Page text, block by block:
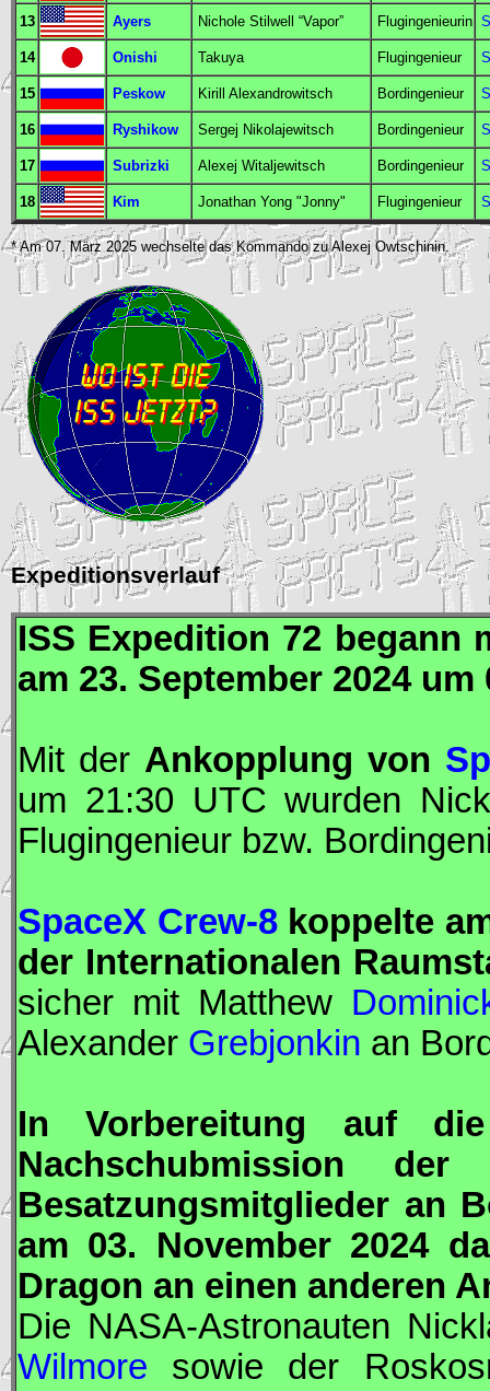
13 Ayers Nichole Stilwell “Vapor” Flugingenieurin
14 Onishi Takuya Flugingenieur
15 Peskow Kirill Alexandrowitsch Bordingenieur
16 Ryshikow Sergej Nikolajewitsch Bordingenieur
17 Subrizki Alexej Witaljewitsch Bordingenieur
18 Kim Jonathan Yong "Jonny" Flugingenieur
* Am 07. März 2025 wechselte das Kommando zu Alexej Owtschinin.
Expeditionsverlauf
ISS Expedition 72
am 23. September 2024
Mit der Ankopplung von
um 21:30 UTC wurden
Flugingenieur bzw.
SpaceX Crew-8koppelte
der Internationalen
sicher mit Matthew
Alexander Grebjonkin an
In Vorbereitung auf
Nachschubmission
Besatzungsmitglieder an
am 03. November 2024
Dragon an einen anderen
Die NASA-Astronauten
Wilmore sowie der